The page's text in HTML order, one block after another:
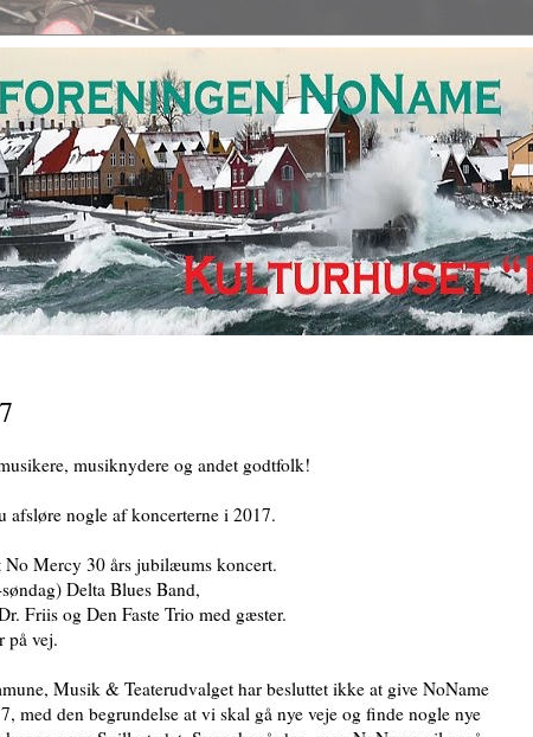
musiknydere og andet godtfolk!
afsløre nogle af koncerterne i 2017.
Mercy 30 års jubilæums koncert.
Delta Blues Band,
Friis og Den Faste Trio med gæster.
på vej.
Musik & Teaterudvalget har besluttet ikke at give NoName
med den begrundelse at vi skal gå nye veje og finde nogle nye